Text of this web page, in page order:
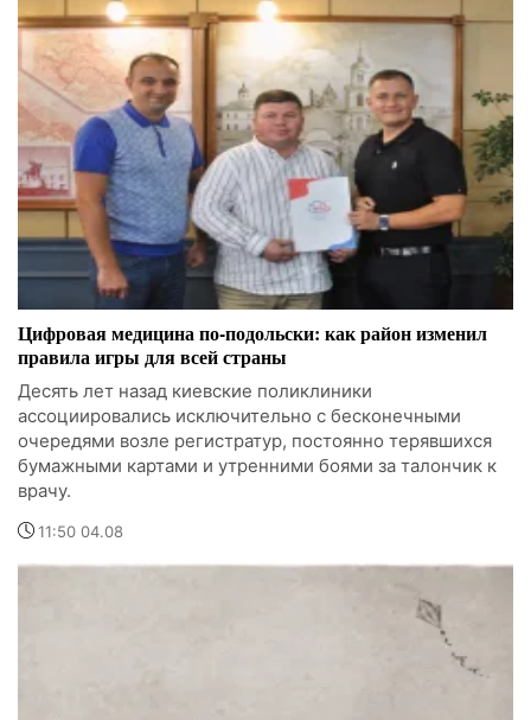
Цифровая медицина по-подольски: как район изменил
правила игры для всей страны
Десять лет назад киевские поликлиники
ассоциировались исключительно с бесконечными
очередями возле регистратур, постоянно терявшихся
бумажными картами и утренними боями за талончик к
врачу.
11:50 04.08